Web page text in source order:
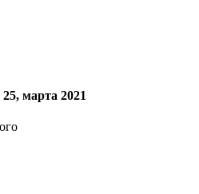
марта 2021